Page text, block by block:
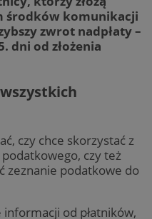
środków komunikacji
zwrot nadpłaty –
dni od złożenia
czy chce skorzystać z
czy też
zeznanie podatkowe do
informacji od płatników,